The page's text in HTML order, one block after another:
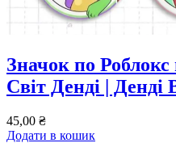
Значок по Роблокс
Світ Денді |
45,00 ₴
Додати в кошик